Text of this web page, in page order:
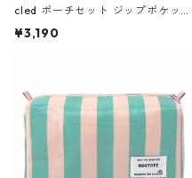
cled ポーチセット ジップポケット
ファスナーポーチ 撥水加工 トラベ
ーガンディー、オフホワイト
¥3,190